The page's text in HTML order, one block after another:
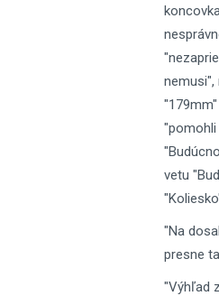
nemusi",
"pomohli
vetu
"Na
presne
"Výhľad